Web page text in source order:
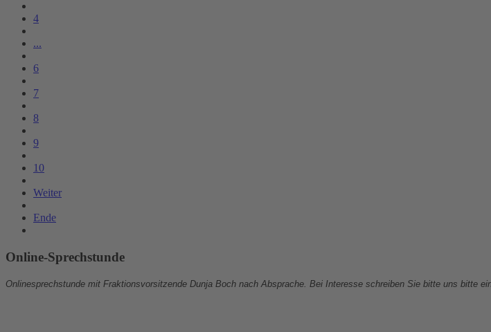
4
...
6
7
8
9
10
Weiter
Ende
Online-Sprechstunde
Onlinesprechstunde mit Fraktionsvorsitzende Dunja Boch nach Absprache. Bei Interesse schreiben Sie bitte uns bitte